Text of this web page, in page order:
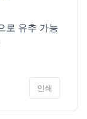
로 유추 가능
인쇄